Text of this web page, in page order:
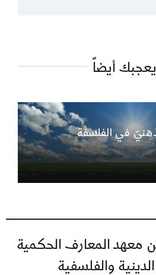
أيضاً
في الفلسفة
معهد المعارف الحكمية
والفلسفية